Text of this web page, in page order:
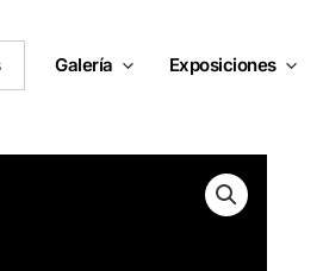
Galería Exposiciones